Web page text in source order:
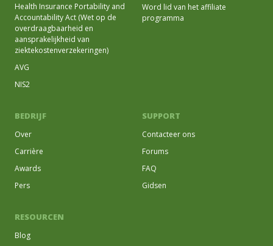
Health Insurance Portability and
Accountability Act (Wet op de
overdraagbaarheid en
aansprakelijkheid van
ziektekostenverzekeringen)
AVG
NIS2
Word lid van het affiliate
programma
BEDRIJF
Over
Carrière
Awards
Pers
SUPPORT
Contacteer ons
Forums
FAQ
Gidsen
RESOURCEN
Blog